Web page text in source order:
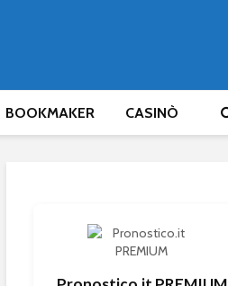
BOOKMAKER CASINÒ